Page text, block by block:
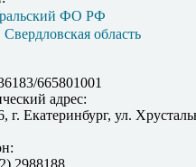
ФО РФ
Свердловская область
665801001
адрес:
г. Екатеринбург, ул.
2988188